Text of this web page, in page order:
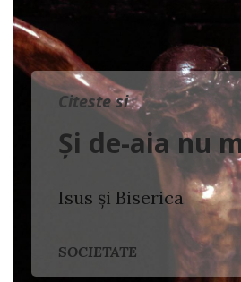
Citeste si
Și de-aia nu
Isus și Biserica
SOCIETATE